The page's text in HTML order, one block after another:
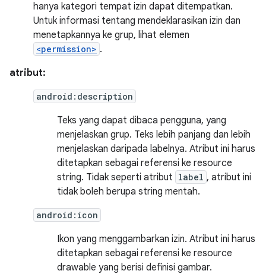
hanya kategori tempat izin dapat ditempatkan.
Untuk informasi tentang mendeklarasikan izin dan
menetapkannya ke grup, lihat elemen
<permission> .
atribut:
android:description
Teks yang dapat dibaca pengguna, yang
menjelaskan grup. Teks lebih panjang dan lebih
menjelaskan daripada labelnya. Atribut ini harus
ditetapkan sebagai referensi ke resource
string. Tidak seperti atribut label , atribut ini
tidak boleh berupa string mentah.
android:icon
Ikon yang menggambarkan izin. Atribut ini harus
ditetapkan sebagai referensi ke resource
drawable yang berisi definisi gambar.